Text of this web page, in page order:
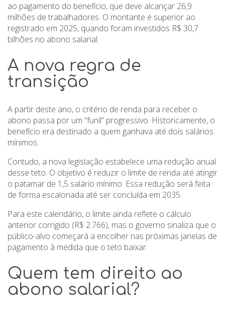
ao pagamento do benefício, que deve alcançar 26,9
milhões de trabalhadores. O montante é superior ao
registrado em 2025, quando foram investidos R$ 30,7
bilhões no abono salarial.
A nova regra de
transição
A partir deste ano, o critério de renda para receber o
abono passa por um “funil” progressivo. Historicamente, o
benefício era destinado a quem ganhava até dois salários
mínimos.
Contudo, a nova legislação estabelece uma redução anual
desse teto. O objetivo é reduzir o limite de renda até atingir
o patamar de 1,5 salário mínimo. Essa redução será feita
de forma escalonada até ser concluída em 2035.
Para este calendário, o limite ainda reflete o cálculo
anterior corrigido (R$ 2.766), mas o governo sinaliza que o
público-alvo começará a encolher nas próximas janelas de
pagamento à medida que o teto baixar.
Quem tem direito ao
abono salarial?